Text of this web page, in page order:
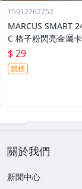
Y5912762752
MARCUS SMART 24-25 OPTI
C 格子粉閃亮金屬卡 編號 213
前後圖
$ 29
競標
關於我們
新聞中心